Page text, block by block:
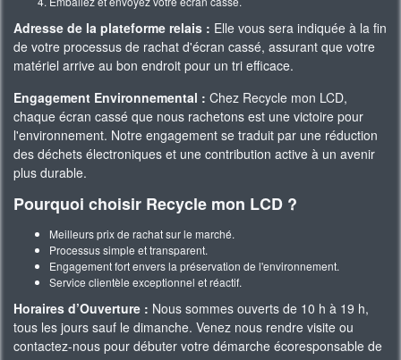
Adresse de la plateforme relais : Elle vous sera indiquée à la fin
de votre processus de rachat d'écran cassé, assurant que votre
matériel arrive au bon endroit pour un tri efficace.
Engagement Environnemental : Chez Recycle mon LCD,
chaque écran cassé que nous rachetons est une victoire pour
l'environnement. Notre engagement se traduit par une réduction
des déchets électroniques et une contribution active à un avenir
plus durable.
Pourquoi choisir Recycle mon LCD ?
Meilleurs prix de rachat sur le marché.
Processus simple et transparent.
Engagement fort envers la préservation de l'environnement.
Service clientèle exceptionnel et réactif.
Horaires d’Ouverture : Nous sommes ouverts de 10 h à 19 h,
tous les jours sauf le dimanche. Venez nous rendre visite ou
contactez-nous pour débuter votre démarche écoresponsable de